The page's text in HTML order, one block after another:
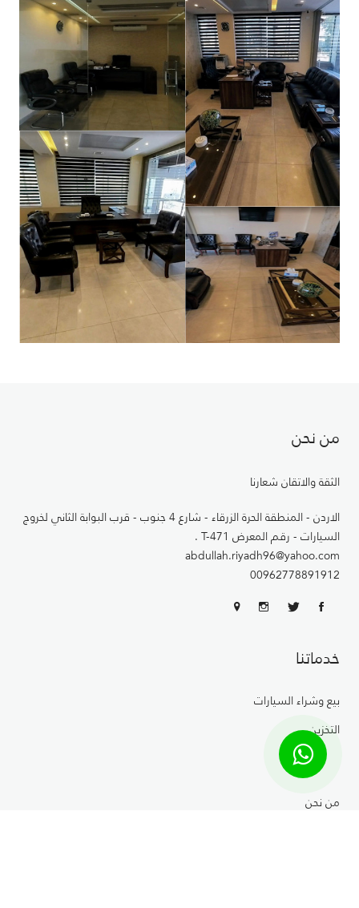
من نحن
الثقة والاتقان شعارنا
الاردن - المنطقة الحرة الزرقاء - شارع 4 جنوب - قرب البوابة الثاني لخروج
السيارات - رقم المعرض T-471 .
abdullah.riyadh96@yahoo.com
00962778891912
خدماتنا
بيع وشراء السيارات
التخزين
من نحن